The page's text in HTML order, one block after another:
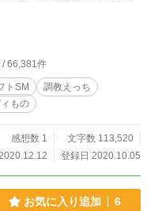
/ 66,381件
トSM
調教えっち
もの
感想数 1
文字数 113,520
登録日 2020.10.05
お気に入り追加 6